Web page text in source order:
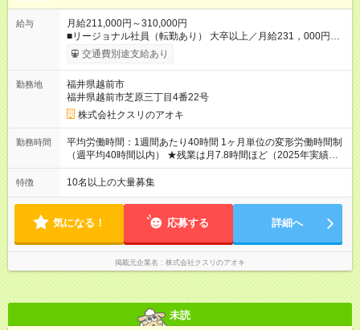
給与
月給211,000円～310,000円
■リージョナル社員（転勤あり） 大卒以上／月給231，000円～
310，000円 高卒以上／月給211，000円～310，000円 ★エリア
手当（石川県、富山県、福井県、岐阜県、群馬県、茨城県 月1
種手当あり ★登録販売者資格保持者への月1万円支給を含む（実
務経験がない方にも同額を支給） ※ただし、短時間勤務・早番
固定社員は当社規定に従い額が変動 ＝＝＝＝＝＝＝＝＝＝＝＝
＝＝ ★職務給制度で実力次第で収入アップ！ 職務内容に応じて
給与が支払われ、昇格試験なく役職に就いた時点で年収がUPす
る制度です。 約4割の社員が入社3年目で店長に就いています。
交通費別途支給あり
勤務地
福井県越前市
福井県越前市芝原三丁目4番22号
株式会社クスリのアオキ
勤務時間
平均労働時間：1週間あたり40時間 1ヶ月単位の変形労働時間制
（週平均40時間以内） ★残業は月7.8時間ほど（2025年実績）
＜店舗の基本営業時間＞ 9時～22時 ※勤務時間は店舗により異
なります。 ＜シフト例＞ 早番：8時00分～17時00分 中番：11
1ヶ月単位の変形労働時間制（週平均40時間以内） ★残業は月
7.8時間ほど（2025年実績） ＜店舗の基本営業時間＞ 9時～22
時 ※勤務時間は店舗により異なります。 ＜シフト例＞ 早番：8
時00分～17時00分 中番：11時～20時 遅番：13時～22時
特徴 10名以上の大量募集
気になる！ 応募する 詳細へ
掲載元企業名 株式会社クスリのアオキ
未読